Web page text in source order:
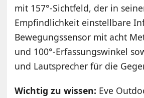
mit 157°-Sichtfeld, der in
Empfindlichkeit einstellbare
Bewegungssensor mit acht
und 100°-Erfassungswinkel
und Lautsprecher für die
Wichtig zu wissen: Eve